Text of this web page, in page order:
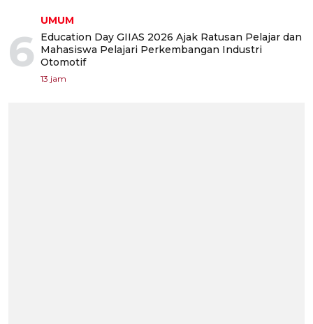
6
UMUM
Education Day GIIAS 2026 Ajak Ratusan Pelajar dan
Mahasiswa Pelajari Perkembangan Industri
Otomotif
13 jam